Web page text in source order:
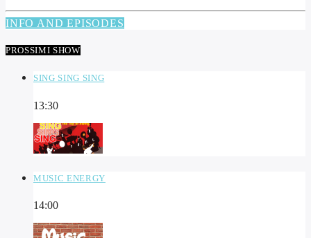
INFO AND EPISODES
PROSSIMI SHOW
SING SING SING
13:30
MUSIC ENERGY
14:00